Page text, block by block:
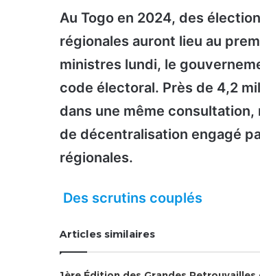
Au Togo en 2024, des
régionales auront lieu au
ministres lundi, le
code électoral. Près de 4,2
dans une même
de décentralisation engagé
régionales.
Des scrutins couplés
Articles similaires